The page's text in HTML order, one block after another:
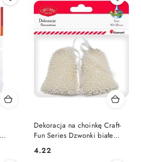
Dekoracja na choinkę Craft-
Fun Series Dzwonki białe
Titanum (23BR1225-5)
Cena:
4.22